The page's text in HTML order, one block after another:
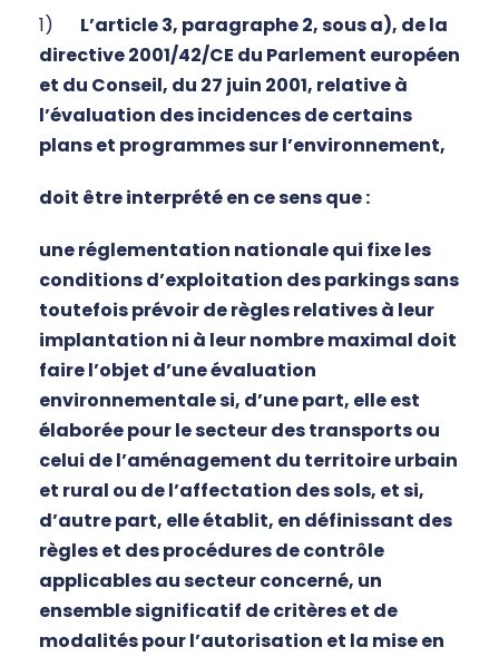
1) L’article 3, paragraphe 2, sous a), de la
directive 2001/42/CE du Parlement européen
et du Conseil, du 27 juin 2001, relative à
l’évaluation des incidences de certains
plans et programmes sur l’environnement,
doit être interprété en ce sens que :
une réglementation nationale qui fixe les
conditions d’exploitation des parkings sans
toutefois prévoir de règles relatives à leur
implantation ni à leur nombre maximal doit
faire l’objet d’une évaluation
environnementale si, d’une part, elle est
élaborée pour le secteur des transports ou
celui de l’aménagement du territoire urbain
et rural ou de l’affectation des sols, et si,
d’autre part, elle établit, en définissant des
règles et des procédures de contrôle
applicables au secteur concerné, un
ensemble significatif de critères et de
modalités pour l’autorisation et la mise en